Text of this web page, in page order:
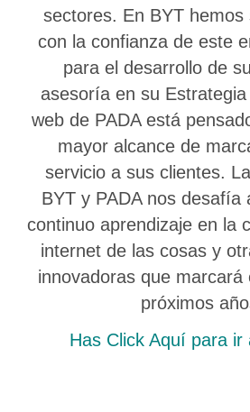
sectores. En BYT hemos
con la confianza de este
para el desarrollo de
asesoría en su
web de PADA está
mayor alcance de
servicio a sus clientes.
BYT y PADA nos desafía
continuo aprendizaje en la
internet de las cosas y
innovadoras que marcará
próximos
Has Click Aquí para ir